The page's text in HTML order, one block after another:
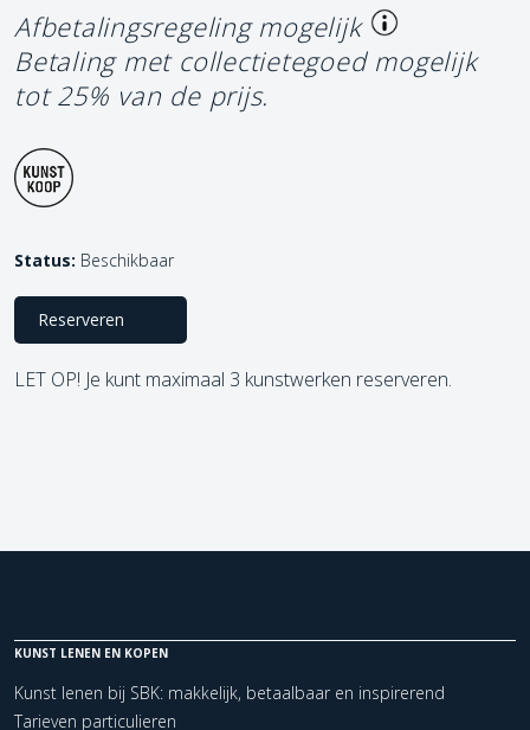
Afbetalingsregeling mogelijk
Betaling met collectietegoed mogelijk
tot 25% van de prijs.
Status: Beschikbaar
Reserveren
LET OP! Je kunt maximaal 3 kunstwerken reserveren.
KUNST LENEN EN KOPEN
Kunst lenen bij SBK: makkelijk, betaalbaar en inspirerend
Tarieven particulieren